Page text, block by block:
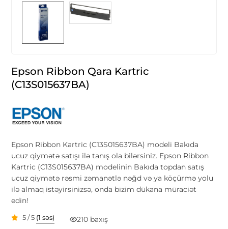
Epson Ribbon Qara Kartric
(C13S015637BA)
Epson Ribbon Kartric (C13S015637BA) modeli Bakıda
ucuz qiymətə satışı ilə tanış ola bilərsiniz. Epson Ribbon
Kartric (C13S015637BA) modelinin Bakıda topdan satış
ucuz qiymətə rəsmi zəmanətlə nəğd və ya köçürmə yolu
ilə almaq istəyirsinizsə, onda bizim dükana müraciət
edin!
5 / 5 (1 səs) 210 baxış